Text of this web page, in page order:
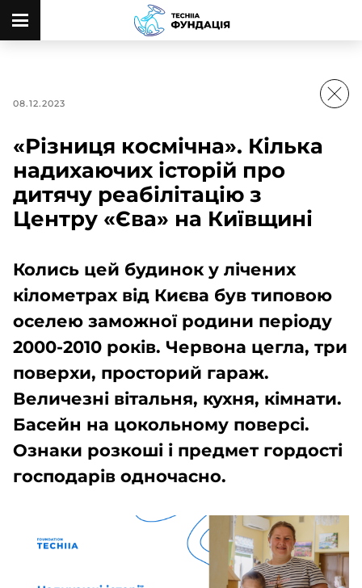
08.12.2023
«Різниця космічна». Кілька
надихаючих історій про
дитячу реабілітацію з
Центру «Єва» на Київщині
Колись цей будинок у лічених
кілометрах від Києва був типовою
оселею заможної родини періоду
2000-2010 років. Червона цегла, три
поверхи, просторий гараж.
Величезні вітальня, кухня, кімнати.
Басейн на цокольному поверсі.
Ознаки розкоші і предмет гордості
господарів одночасно.